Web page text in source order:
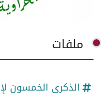
ملفات
الذكرى الخمسون